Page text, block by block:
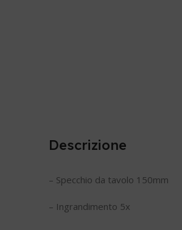
Descrizione
– Specchio da tavolo 150mm
– Ingrandimento 5x